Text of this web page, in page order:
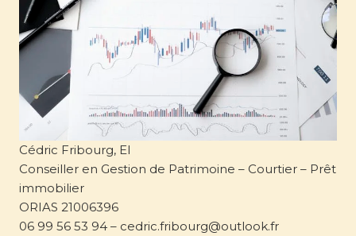
Cédric Fribourg, EI
Conseiller en Gestion de Patrimoine – Courtier – Prêt
immobilier
ORIAS 21006396
06 99 56 53 94 – cedric.fribourg@outlook.fr